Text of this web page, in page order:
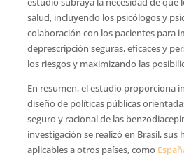
salud, incluyendo los psicólogos y
colaboración con los pacientes para
deprescripción seguras, eficaces y
los riesgos y maximizando las
En resumen, el estudio proporciona
diseño de políticas públicas
seguro y racional de las
investigación se realizó en Brasil,
aplicables a otros países, como